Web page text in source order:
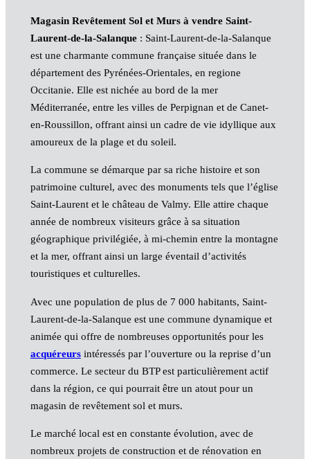
Magasin Revêtement Sol et Murs à vendre Saint-
Laurent-de-la-Salanque: Saint-Laurent-de-la-Salanque
est une charmante commune française située dans le
département des Pyrénées-Orientales, en regione
Occitanie. Elle est nichée au bord de la mer
Méditerranée, entre les villes de Perpignan et de Canet-
en-Roussillon, offrant ainsi un cadre de vie idyllique aux
amoureux de la plage et du soleil.
La commune se démarque par sa riche histoire et son
patrimoine culturel, avec des monuments tels que l’église
Saint-Laurent et le château de Valmy. Elle attire chaque
année de nombreux visiteurs grâce à sa situation
géographique privilégiée, à mi-chemin entre la montagne
et la mer, offrant ainsi un large éventail d’activités
touristiques et culturelles.
Avec une population de plus de 7 000 habitants, Saint-
Laurent-de-la-Salanque est une commune dynamique et
animée qui offre de nombreuses opportunités pour les
acquéreursintéressés par l’ouverture ou la reprise d’un
commerce. Le secteur du BTP est particulièrement actif
dans la région, ce qui pourrait être un atout pour un
magasin de revêtement sol et murs.
Le marché local est en constante évolution, avec de
nombreux projets de construction et de rénovation en